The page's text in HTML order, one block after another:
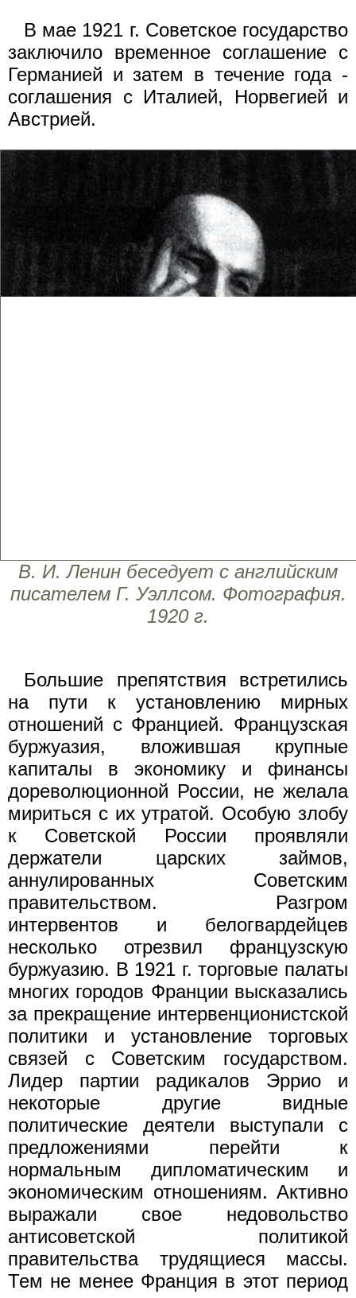
В мае 1921 г. Советское государство
заключило временное соглашение с
Германией и затем в течение года -
соглашения с Италией, Норвегией и
Австрией.
В. И. Ленин беседует с английским
писателем Г. Уэллсом. Фотография.
1920 г.
Большие препятствия встретились
на пути к установлению мирных
отношений с Францией. Французская
буржуазия, вложившая крупные
капиталы в экономику и финансы
дореволюционной России, не желала
мириться с их утратой. Особую злобу
к Советской России проявляли
держатели царских займов,
аннулированных Советским
правительством. Разгром
интервентов и белогвардейцев
несколько отрезвил французскую
буржуазию. В 1921 г. торговые палаты
многих городов Франции высказались
за прекращение интервенционистской
политики и установление торговых
связей с Советским государством.
Лидер партии радикалов Эррио и
некоторые другие видные
политические деятели выступали с
предложениями перейти к
нормальным дипломатическим и
экономическим отношениям. Активно
выражали свое недовольство
антисоветской политикой
правительства трудящиеся массы.
Тем не менее Франция в этот период